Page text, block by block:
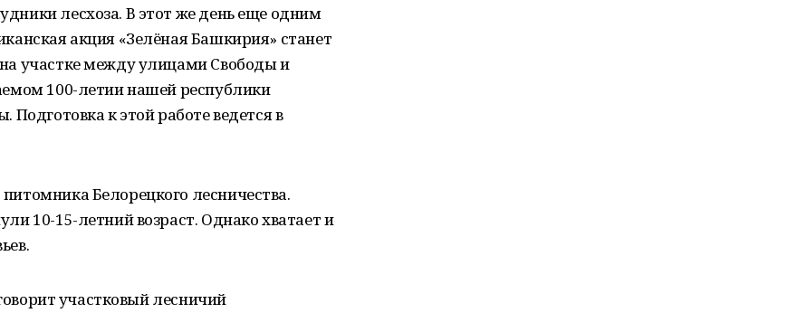
лесхоза. В этот же день еще одним
акция «Зелёная Башкирия» станет
участке между улицами Свободы и
100-летии нашей республики
Подготовка к этой работе ведется в
Белорецкого лесничества.
10-15-летний возраст. Однако хватает и
участковый лесничий